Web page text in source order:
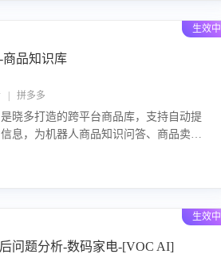
生效中
商品知识库
| 拼多多
晓多打造的跨平台商品库，支持自动提
息，为机器人商品知识问答、商品卖点
生效中
问题分析-数码家电-[VOC AI]